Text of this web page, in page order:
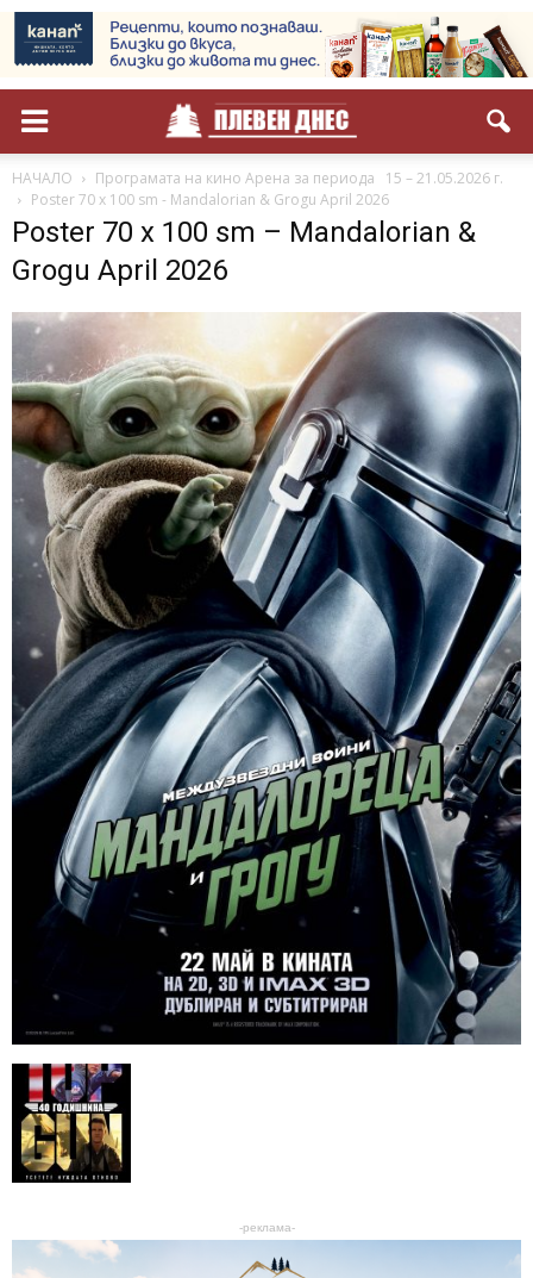
НАЧАЛО
Програмата на кино Арена за периода 15 – 21.05.2026 г.
Poster 70 x 100 sm - Mandalorian & Grogu April 2026
Poster 70 x 100 sm – Mandalorian &
Grogu April 2026
-реклама-